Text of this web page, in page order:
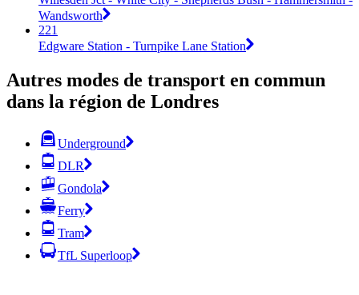
Wandsworth
221
Edgware Station - Turnpike Lane Station
Autres modes de transport en commun
dans la région de Londres
Underground
DLR
Gondola
Ferry
Tram
TfL Superloop